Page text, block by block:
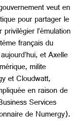
veut en
pour partager le
l’émulation
français du
et Axelle
milite
et Cloudwatt,
en raison de
Services
de Numergy).